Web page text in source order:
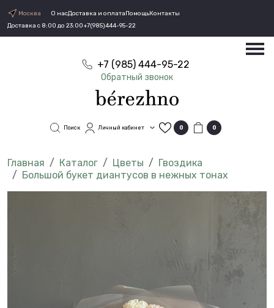
Москва О насДоставка и оплатаПомощьКонтакты
Доставка с 8:00 до 23:00+7(985)444-95-22
+7 (985) 444-95-22
Обратный звонок
Поиск Личный кабинет 0 0
Каталог Цветы
Гвоздика
Большой букет диантусов в нежных тонах